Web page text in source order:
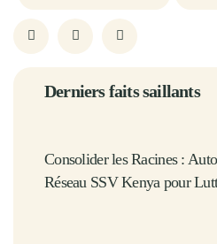
Derniers faits saillants
Consolider les Racines :
Réseau SSV Kenya pour